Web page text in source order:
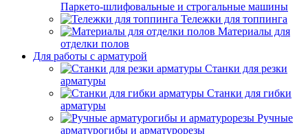
Паркето-шлифовальные и строгальные машины
Тележки для топпинга
Материалы для
отделки полов
Для работы с арматурой
Станки для резки
арматуры
Станки для гибки
арматуры
Ручные
арматурогибы и арматурорезы